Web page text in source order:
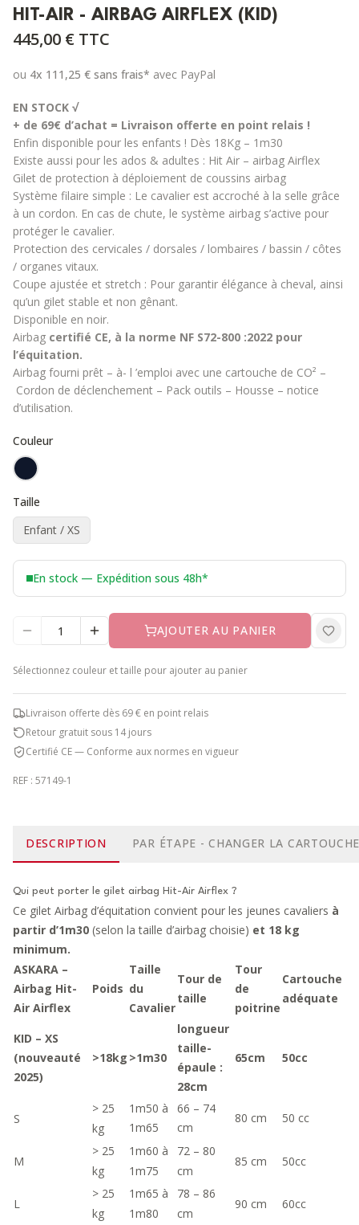
HIT-AIR - AIRBAG AIRFLEX (KID)
445,00 € TTC
ou 4x 111,25 € sans frais* avec PayPal
EN STOCK √
+ de 69€ d’achat = Livraison offerte en point relais !
Enfin disponible pour les enfants ! Dès 18Kg – 1m30
Existe aussi pour les ados & adultes : Hit Air – airbag Airflex
Gilet de protection à déploiement de coussins airbag
Système filaire simple : Le cavalier est accroché à la selle grâce
à un cordon. En cas de chute, le système airbag s’active pour
protéger le cavalier.
Protection des cervicales / dorsales / lombaires / bassin / côtes
/ organes vitaux.
Coupe ajustée et stretch : Pour garantir élégance à cheval, ainsi
qu’un gilet stable et non gênant.
Disponible en noir.
Airbag certifié CE, à la norme NF S72-800 :2022 pour
l’équitation.
Airbag fourni prêt – à- l ’emploi avec une cartouche de CO² –
Cordon de déclenchement – Pack outils – Housse – notice
d’utilisation.
Couleur
Taille
Enfant / XS
En stock — Expédition sous 48h*
AJOUTER AU PANIER
Sélectionnez couleur et taille pour ajouter au panier
Livraison offerte dès 69 € en point relais
Retour gratuit sous 14 jours
Certifié CE — Conforme aux normes en vigueur
REF : 57149-1
DESCRIPTION PAR ÉTAPE - CHANGER LA
Qui peut porter le gilet airbag Hit-Air Airflex ?
Ce gilet Airbag d’équitation convient pour les jeunes cavaliers à
partir d’1m30 (selon la taille d’airbag choisie) et 18 kg
minimum.
ASKARA –
Airbag Hit-
Air Airflex
Poids
Taille
du
Cavalier
Tour de
taille
Tour
de
poitrine
Cartouche
adéquate
KID – XS
(nouveauté
2025)
>18kg >1m30
longueur
taille-
épaule :
28cm
65cm 50cc
S
> 25
kg
1m50 à
1m65
66 – 74
cm
80 cm 50 cc
M
> 25
kg
1m60 à
1m75
72 – 80
cm
85 cm 50cc
L
> 25
kg
1m65 à
1m80
78 – 86
cm
90 cm 60cc